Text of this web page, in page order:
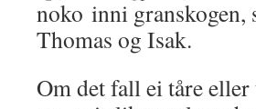
noko inni
Thomas og Isak.
Om det fall ei tåre